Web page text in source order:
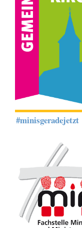
#minisgeradejetzt